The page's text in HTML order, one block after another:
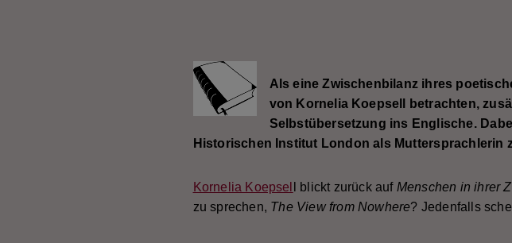
Als eine Zwischenbilanz ihres
von Kornelia Koepsell betrachten,
Selbstübersetzung ins Englische.
Historischen Institut London als Muttersprachlerin
Kornelia Koepsel l blickt zurück auf Menschen in ihrer
zu sprechen, The View from Nowhere? Jedenfalls